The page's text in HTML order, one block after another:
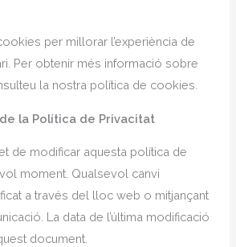
per millorar l’experiència de
Per obtenir més informació sobre
la nostra política de cookies.
la Política de Privacitat
de modificar aquesta política de
moment. Qualsevol canvi
a través del lloc web o mitjançant
La data de l’última modificació
document.